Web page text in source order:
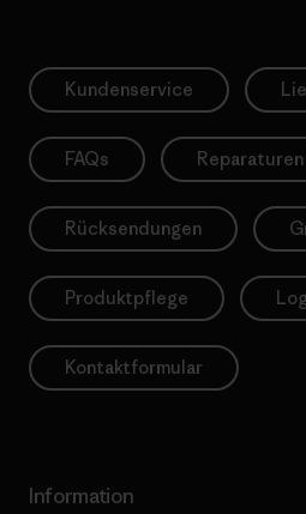
Kundenservice
FAQs Reparaturen
Rücksendungen
Produktpflege
Kontaktformular
Information